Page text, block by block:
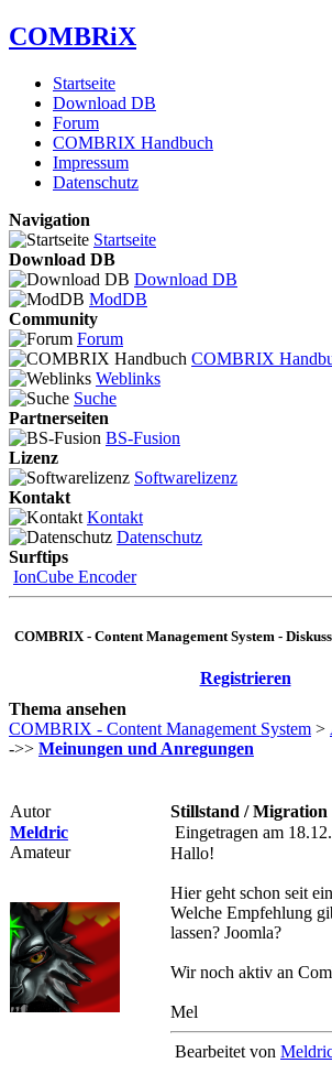
COMBRiX
Startseite
Download DB
Forum
COMBRIX Handbuch
Impressum
Datenschutz
Navigation
Startseite
Download DB
Download DB
ModDB
Community
Forum
COMBRIX
Weblinks
Suche
Partnerseiten
BS-Fusion
Lizenz
Softwarelizenz
Kontakt
Kontakt
Datenschutz
Surftips
IonCube Encoder
COMBRIX - Content Management System -
Registrieren
Thema ansehen
COMBRIX - Content Management System >
->> Meinungen und Anregungen
Autor Stillstand / Migration
Meldric
Amateur
Eingetragen am
Hallo!
Hier geht schon seit
Welche Empfehlung
lassen? Joomla?
Wir noch aktiv an
Mel
Bearbeitet von